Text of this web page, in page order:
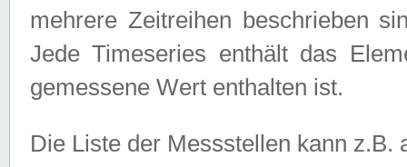
mehrere Zeitreihen beschrieben
Jede Timeseries enthält das
gemessene Wert enthalten ist.
Die Liste der Messstellen kann